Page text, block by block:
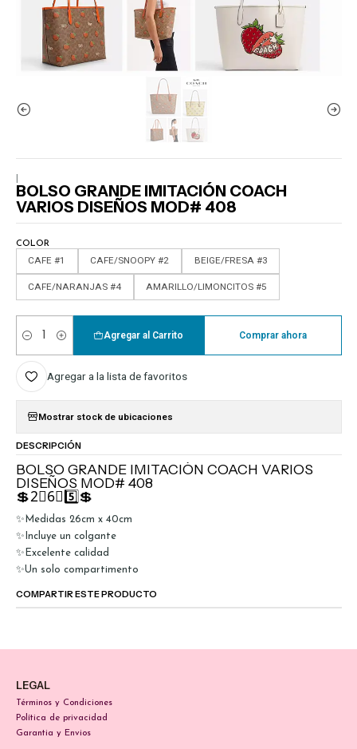
BOLSO GRANDE IMITACIÓN COACH
VARIOS DISEÑOS MOD# 408
COLOR
CAFE #1 CAFE/SNOOPY #2 BEIGE/FRESA #3
CAFE/NARANJAS #4 AMARILLO/LIMONCITOS #5
Cantidad
Agregar al Carrito Comprar ahora
Agregar a la lista de favoritos
Mostrar stock de ubicaciones
DESCRIPCIÓN
BOLSO GRANDE IMITACIÓN COACH VARIOS
DISEÑOS MOD# 408
💲2⃣6⃣5️⃣💲
✨Medidas 26cm x 40cm
✨Incluye un colgante
✨Excelente calidad
✨Un solo compartimento
COMPARTIR ESTE PRODUCTO
LEGAL
Términos y Condiciones
Política de privacidad
Garantia y Envios